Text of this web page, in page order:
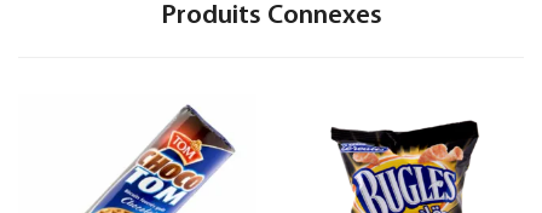
Produits Connexes